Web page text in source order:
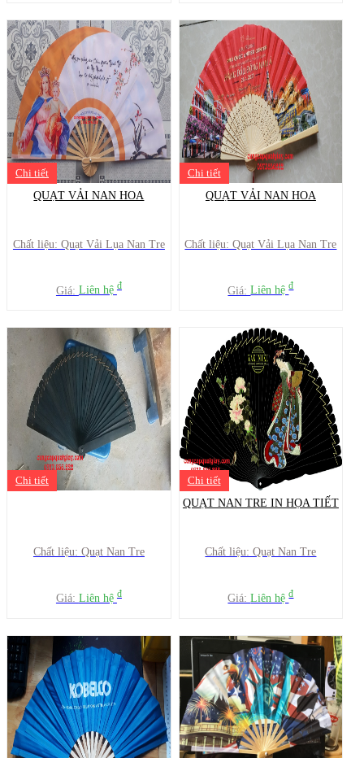
Chi tiết
QUẠT VẢI NAN HOA
Chất liệu: Quạt Vải Lụa Nan Tre
Giá: Liên hệ đ
Chi tiết
QUẠT VẢI NAN HOA
Chất liệu: Quạt Vải Lụa Nan Tre
Giá:Liên hệđ
Chi tiết
Chất liệu: Quạt Nan Tre
Giá: Liên hệ đ
Chi tiết
QUẠT NAN TRE IN HỌA TIẾT
Chất liệu: Quạt Nan Tre
Giá:Liên hệđ